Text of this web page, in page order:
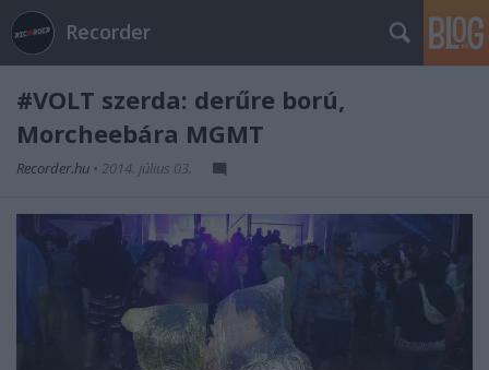
Recorder
#VOLT szerda: derűre ború,
Morcheebára MGMT
Recorder.hu • 2014. július 03.